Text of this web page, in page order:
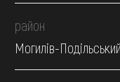
район
Могилів-